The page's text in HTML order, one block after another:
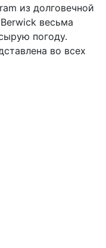
из долговечной
весьма
погоду.
во всех